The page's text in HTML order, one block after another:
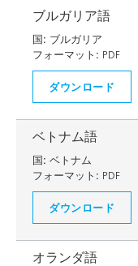
ブルガリア語
国: ブルガリア
フォーマット: PDF
ダウンロード
ベトナム語
国: ベトナム
フォーマット: PDF
ダウンロード
オランダ語